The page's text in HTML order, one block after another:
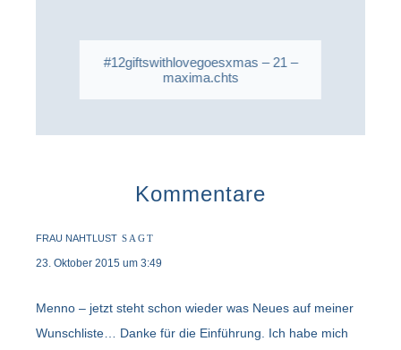
#12giftswithlovegoesxmas – 21 –
maxima.chts
Kommentare
FRAU NAHTLUST SAGT
23. Oktober 2015 um 3:49
Menno – jetzt steht schon wieder was Neues auf meiner
Wunschliste… Danke für die Einführung. Ich habe mich